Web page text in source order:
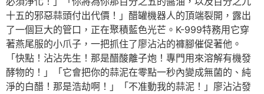
十五的邪惡蒜頭付出代價！」醋罐機器人的頂端裂開，露出
了一個巨大的管口，正在聚積藍色光芒。K-999特務用它穿
著燕尾服的小爪子，一把抓住了廖沾沾的褲腳催促著他。
「快點！沾沾先生！那是醋酸離子炮！專門用來溶解有機發
酵物的！」「它會把你的蒜泥在零點一秒內變成無菌的、純
淨的白醋！那是浩劫啊！」「不准動我的蒜泥！」廖沾沾發